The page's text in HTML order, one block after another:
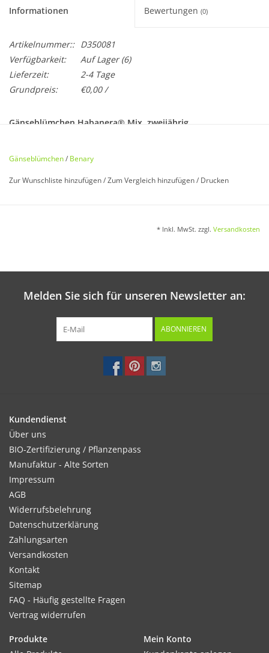
Informationen Bewertungen (0)
Artikelnummer:: D350081
Verfügbarkeit:
Auf Lager(6)
Lieferzeit:
2-4 Tage
Grundpreis:
€0,00 /
Gänseblümchen Habanera® Mix, zweijährig
Farbkombination. Zweijährig. 15 cm.
bedecken.
Bei ca. 18 °C in 7 - 14 Tagen.
Bis zum Auflaufen schattig und feucht halten, dann hell und
luftig weiterkultivieren. Im August/September auspflanzen.
Pflanzabstand: 20 x 10 cm.
Standort:
Sonnig
Ernte / Blüte:
ab April - Mai
Gänseblümchen/ Benary
Zur Wunschliste hinzufügen/Zum Vergleich hinzufügen/ Drucken
* Inkl. MwSt. zzgl. Versandkosten
Melden Sie sich für unseren Newsletter an:
ABONNIEREN
Kundendienst
Über uns
BIO-Zertifizierung / Pflanzenpass
Manufaktur - Alte Sorten
Impressum
AGB
Widerrufsbelehrung
Datenschutzerklärung
Zahlungsarten
Versandkosten
Kontakt
Sitemap
FAQ - Häufig gestellte Fragen
Vertrag widerrufen
Produkte
Mein Konto